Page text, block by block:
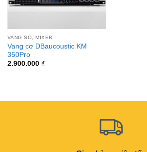
VANG SỐ, MIXER
Vang cơ DBaucoustic KM
350Pro
2.900.000 ₫